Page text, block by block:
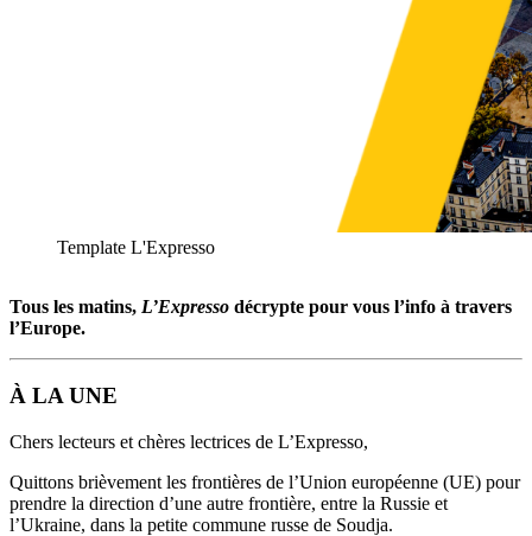
Template L'Expresso
Tous les matins, L’Expresso décrypte pour vous l’info à travers
l’Europe.
À LA UNE
Chers lecteurs et chères lectrices de L’Expresso,
Quittons brièvement les frontières de l’Union européenne (UE) pour
prendre la direction d’une autre frontière, entre la Russie et
l’Ukraine, dans la petite commune russe de Soudja.